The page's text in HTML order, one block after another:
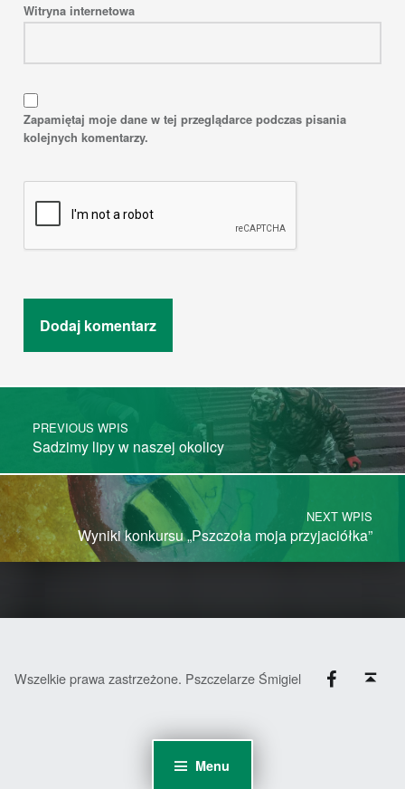
Menu
Witryna internetowa
Zapamiętaj moje dane w tej przeglądarce podczas pisania
kolejnych komentarzy.
Post navigation
PREVIOUS WPIS
Sadzimy lipy w naszej okolicy
NEXT WPIS
Wyniki konkursu „Pszczoła moja przyjaciółka”
Wszelkie prawa zastrzeżone. Pszczelarze Śmigiel